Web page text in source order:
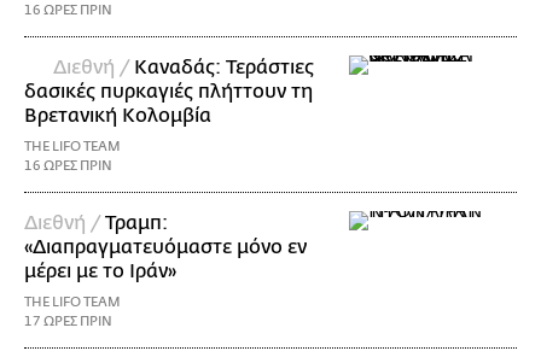
16 ΩΡΕΣ ΠΡΙΝ
Διεθνή / Καναδάς: Τεράστιες
δασικές πυρκαγιές πλήττουν τη
Βρετανική Κολομβία
THE LIFO TEAM
16 ΩΡΕΣ ΠΡΙΝ
Διεθνή /Τραμπ:
«Διαπραγματευόμαστε μόνο εν
μέρει με το Ιράν»
THE LIFO TEAM
17 ΩΡΕΣ ΠΡΙΝ